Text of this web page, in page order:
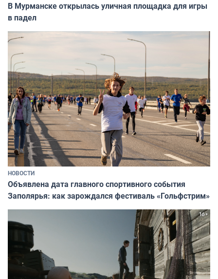
В Мурманске открылась уличная площадка для игры
в падел
НОВОСТИ
Объявлена дата главного спортивного события
Заполярья: как зарождался фестиваль «Гольфстрим»